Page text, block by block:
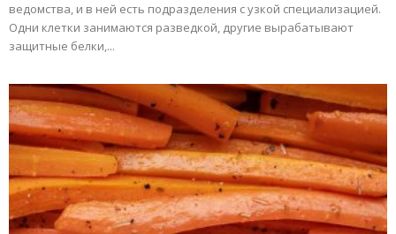
ведомства, и в ней есть подразделения с узкой специализацией.
Одни клетки занимаются разведкой, другие вырабатывают
защитные белки,...